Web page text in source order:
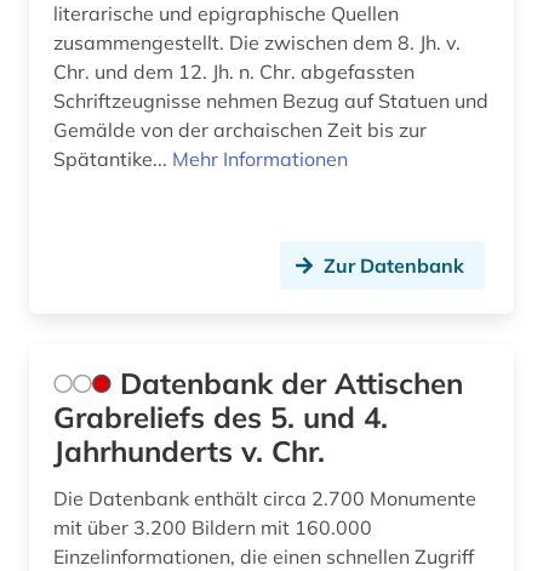
literarische und epigraphische Quellen
zusammengestellt. Die zwischen dem 8. Jh. v.
Chr. und dem 12. Jh. n. Chr. abgefassten
Schriftzeugnisse nehmen Bezug auf Statuen und
Gemälde von der archaischen Zeit bis zur
Spätantike... Mehr Informationen
Zur Datenbank
Datenbank der Attischen
Grabreliefs des 5. und 4.
Jahrhunderts v. Chr.
Die Datenbank enthält circa 2.700 Monumente
mit über 3.200 Bildern mit 160.000
Einzelinformationen, die einen schnellen Zugriff